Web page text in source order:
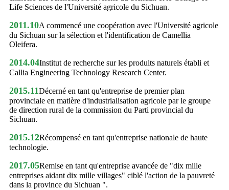
Life Sciences de l'Université agricole du Sichuan.
2011.10A commencé une coopération avec l'Université agricole
du Sichuan sur la sélection et l'identification de Camellia
Oleifera.
2014.04Institut de recherche sur les produits naturels établi et
Callia Engineering Technology Research Center.
2015.11Décerné en tant qu'entreprise de premier plan
provinciale en matière d'industrialisation agricole par le groupe
de direction rural de la commission du Parti provincial du
Sichuan.
2015.12Récompensé en tant qu'entreprise nationale de haute
technologie.
2017.05Remise en tant qu'entreprise avancée de "dix mille
entreprises aidant dix mille villages" ciblé l'action de la pauvreté
dans la province du Sichuan ".